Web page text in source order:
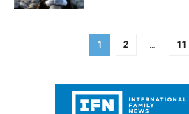
1 2 11